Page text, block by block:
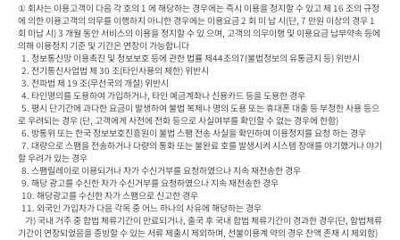
① 회사는 이용고객이 다음 각 호의 1 에 해당하는 경우에는 즉시 이용을 정지할 수 있고 제 16 조의 규정
에 의한 이용고객의 의무를 이행하지 아니한 경우에는 이용요금 2 회 미 납 시(단, 7 만원 이상의 경우 1
회 미납 시) 3 개월 동안 서비스의 이용을 정지할 수 있 으며, 고객의 의무이행 및 이용요금 납부약속 등에
의해 이용정지 기준 및 기간은 연장이 가능합니다
로 우려되는 경우 (단, 고객에게 사전에 전화 등으로 사실여부를 확인할 수 없는 경우에 한함)
할 우려가 있는 경우
기간이 연장되었음을 증빙할 수 있는 서류 제출시 제외하며, 선불이용계 약의 경우 잔액 존재 시 제외함)